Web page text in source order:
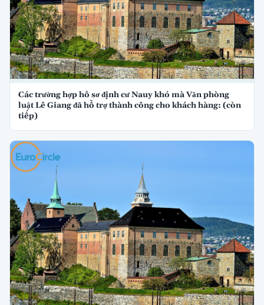
Các trường hợp hồ sơ định cư Nauy khó mà Văn phòng
luật Lê Giang đã hỗ trợ thành công cho khách hàng: (còn
tiếp)